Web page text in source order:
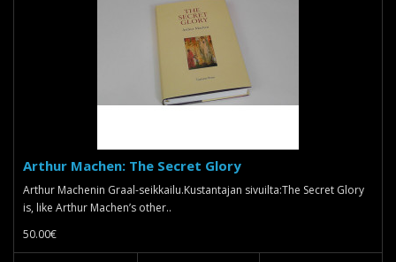
Arthur Machen: The Secret Glory
Arthur Machenin Graal-seikkailu.Kustantajan sivuilta:The Secret Glory
is, like Arthur Machen’s other..
50.00€